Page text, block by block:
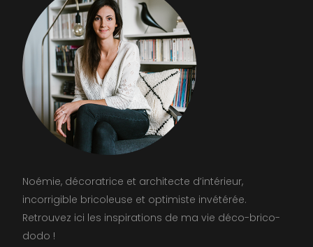
Noémie, décoratrice et architecte d’intérieur,
incorrigible bricoleuse et optimiste invétérée.
Retrouvez ici les inspirations de ma vie déco-brico-
dodo !